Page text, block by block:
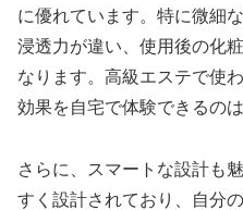
に優れています。特に微細
浸透力が違い、使用後の化
なります。高級エステで使
効果を自宅で体験できるの
さらに、スマートな設計も
すく設計されており、自分